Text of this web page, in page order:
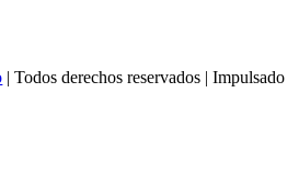
| Todos derechos reservados | Impulsado